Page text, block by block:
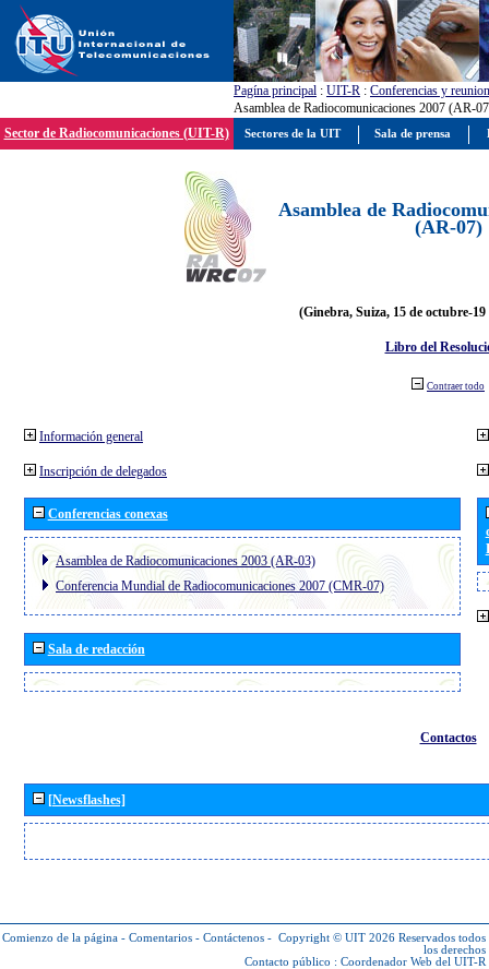
Pagína principal : UIT-R : Conferencias y
Asamblea de Radiocomunicaciones 2007 (AR-
Sector de Radiocomunicaciones (UIT-R)
Asamblea de
(AR-07)
(Ginebra, Suiza, 15 de octubre-19
Libro del
Contraer todo
Información general
Inscripción de delegados
Conferencias conexas
Asamblea de Radiocomunicaciones 2003 (AR-03)
Conferencia Mundial de Radiocomunicaciones 2007 (CMR-07)
Sala de redacción
Contactos
[Newsflashes]
Comienzo de la página - Comentarios - Contáctenos - Copyright © UIT 2026 Reservados todos
los derechos
Contacto público : Coordenador Web del UIT-R
Sectores de la UIT Sala de prensa